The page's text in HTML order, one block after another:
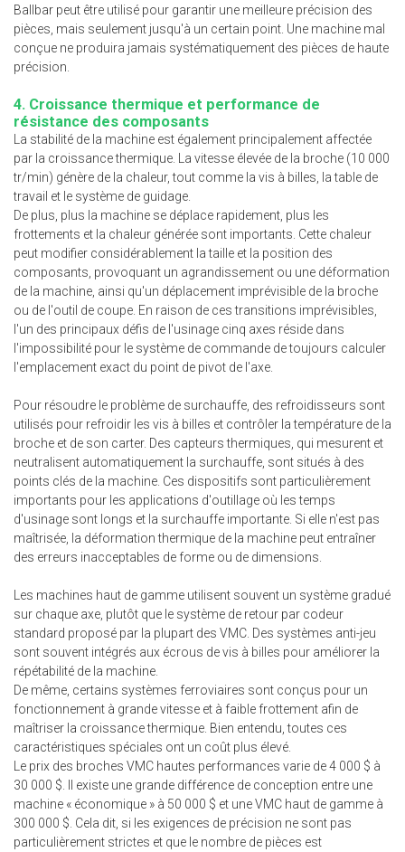
Ballbar peut être utilisé pour garantir une meilleure précision des
pièces, mais seulement jusqu'à un certain point. Une machine mal
conçue ne produira jamais systématiquement des pièces de haute
précision.
4. Croissance thermique et performance de
résistance des composants
La stabilité de la machine est également principalement affectée
par la croissance thermique. La vitesse élevée de la broche (10 000
tr/min) génère de la chaleur, tout comme la vis à billes, la table de
travail et le système de guidage.
De plus, plus la machine se déplace rapidement, plus les
frottements et la chaleur générée sont importants. Cette chaleur
peut modifier considérablement la taille et la position des
composants, provoquant un agrandissement ou une déformation
de la machine, ainsi qu'un déplacement imprévisible de la broche
ou de l'outil de coupe. En raison de ces transitions imprévisibles,
l'un des principaux défis de l'usinage cinq axes réside dans
l'impossibilité pour le système de commande de toujours calculer
l'emplacement exact du point de pivot de l'axe.
Pour résoudre le problème de surchauffe, des refroidisseurs sont
utilisés pour refroidir les vis à billes et contrôler la température de la
broche et de son carter. Des capteurs thermiques, qui mesurent et
neutralisent automatiquement la surchauffe, sont situés à des
points clés de la machine. Ces dispositifs sont particulièrement
importants pour les applications d'outillage où les temps
d'usinage sont longs et la surchauffe importante. Si elle n'est pas
maîtrisée, la déformation thermique de la machine peut entraîner
des erreurs inacceptables de forme ou de dimensions.
Les machines haut de gamme utilisent souvent un système gradué
sur chaque axe, plutôt que le système de retour par codeur
standard proposé par la plupart des VMC. Des systèmes anti-jeu
sont souvent intégrés aux écrous de vis à billes pour améliorer la
répétabilité de la machine.
De même, certains systèmes ferroviaires sont conçus pour un
fonctionnement à grande vitesse et à faible frottement afin de
maîtriser la croissance thermique. Bien entendu, toutes ces
caractéristiques spéciales ont un coût plus élevé.
Le prix des broches VMC hautes performances varie de 4 000 $ à
30 000 $. Il existe une grande différence de conception entre une
machine « économique » à 50 000 $ et une VMC haut de gamme à
300 000 $. Cela dit, si les exigences de précision ne sont pas
particulièrement strictes et que le nombre de pièces est